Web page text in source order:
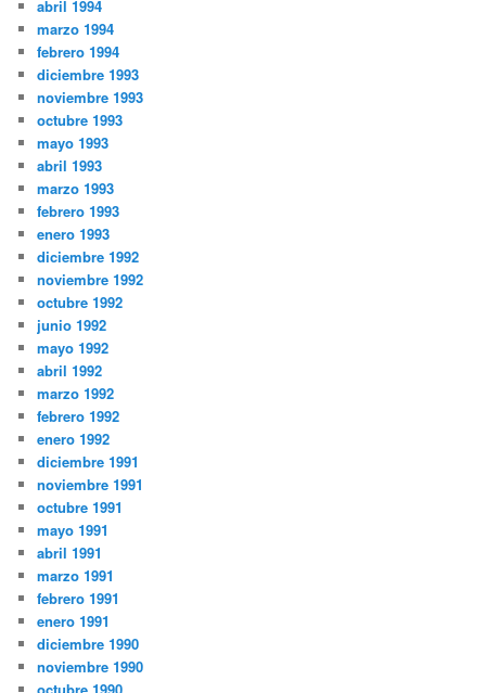
abril 1994
marzo 1994
febrero 1994
diciembre 1993
noviembre 1993
octubre 1993
mayo 1993
abril 1993
marzo 1993
febrero 1993
enero 1993
diciembre 1992
noviembre 1992
octubre 1992
junio 1992
mayo 1992
abril 1992
marzo 1992
febrero 1992
enero 1992
diciembre 1991
noviembre 1991
octubre 1991
mayo 1991
abril 1991
marzo 1991
febrero 1991
enero 1991
diciembre 1990
noviembre 1990